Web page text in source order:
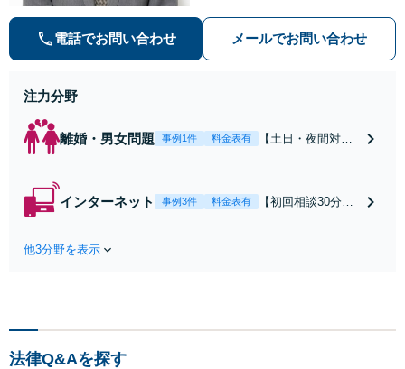
の種類を問わず相談可。可能な限り
早期対応で駆けつけサポート【労
電話でお問い合わせ メールでお問い合わせ
注力分野
離婚・男女問題 事例1件 料金表有
【土日・夜間対応
れたら、サインす
インターネット 事例3件 料金表有
【初回相談30分無
お店の風評被害対
他3分野を表示
法律Q&Aを探す